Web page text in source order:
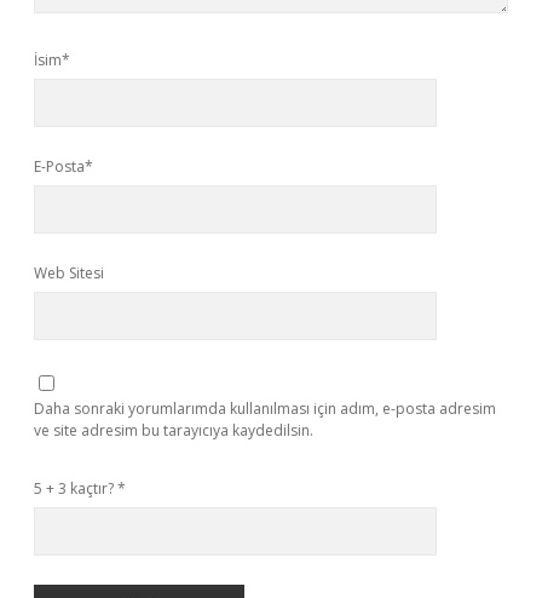
İsim*
E-Posta*
Web Sitesi
Daha sonraki yorumlarımda kullanılması için adım, e-posta adresim
ve site adresim bu tarayıcıya kaydedilsin.
5 + 3 kaçtır?*